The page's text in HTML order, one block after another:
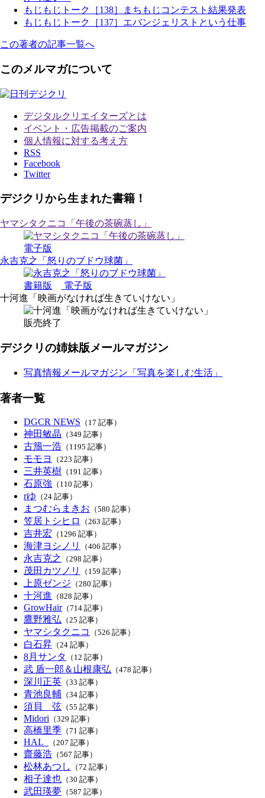
もじもじトーク［138］まちもじコンテスト結果発表
もじもじトーク［137］エバンジェリストという仕事
この著者の記事一覧へ
このメルマガについて
デジタルクリエイターズとは
イベント・広告掲載のご案内
個人情報に対する考え方
RSS
Facebook
Twitter
デジクリから生まれた書籍！
ヤマシタクニコ「午後の茶碗蒸し」
電子版
永吉克之「怒りのブドウ球菌」
書籍版
電子版
十河進「映画がなければ生きていけない」
販売終了
デジクリの姉妹版メールマガジン
写真情報メールマガジン「写真を楽しむ生活」
著者一覧
DGCR NEWS （17 記事）
神田敏晶 （349 記事）
古籏一浩 （1195 記事）
モモヨ （223 記事）
三井英樹 （191 記事）
石原強 （110 記事）
rゆ （24 記事）
まつむらまきお （580 記事）
笠居トシヒロ （263 記事）
吉井宏 （1296 記事）
海津ヨシノリ （406 記事）
永吉克之 （298 記事）
茂田カツノリ （159 記事）
上原ゼンジ （280 記事）
十河進 （828 記事）
GrowHair（714 記事）
鷹野雅弘 （25 記事）
ヤマシタクニコ （526 記事）
白石昇 （24 記事）
8月サンタ （12 記事）
武 盾一郎＆山根康弘 （478 記事）
深川正英 （33 記事）
青池良輔 （34 記事）
須貝 弦 （55 記事）
Midori （329 記事）
高橋里季 （71 記事）
HAL_ （207 記事）
齋藤浩 （567 記事）
松林あつし （72 記事）
相子達也 （30 記事）
武田瑛夢 （587 記事）